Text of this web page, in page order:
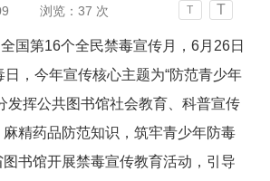
浏览：37 次 T T
国第16个全民禁毒宣传月 ，6月 26日
日，今年宣传核心主题为“防范青少年
发挥公共图书馆社会教育、科普宣传
精药品防范知识，筑牢青少年防毒
书馆开展禁毒宣传教育活动，引导